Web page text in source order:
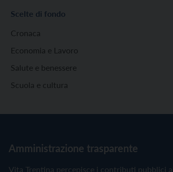
Scelte di fondo
Cronaca
Economia e Lavoro
Salute e benessere
Scuola e cultura
Amministrazione trasparente
Vita Trentina percepisce i contributi pubblici